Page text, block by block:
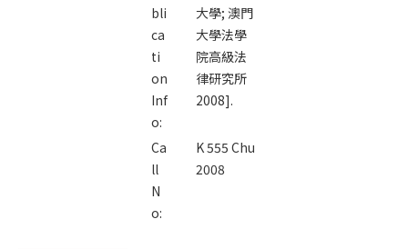
bli
ca
ti
on
Inf
o:
大學; 澳門
大學法學
院高級法
律研究所
2008].
Ca
ll
N
o:
K 555 Chu
2008